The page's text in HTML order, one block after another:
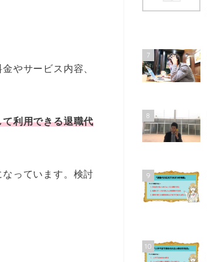
やサービス内容、
利用できる退職代
っています。検討
7
8
9
10